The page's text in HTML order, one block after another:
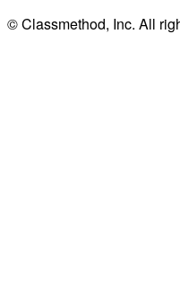
© Classmethod, Inc. All